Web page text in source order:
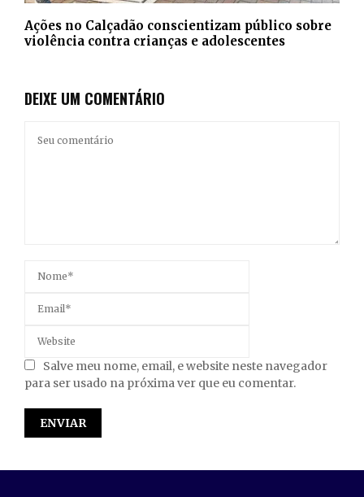
Ações no Calçadão conscientizam público sobre
violência contra crianças e adolescentes
DEIXE UM COMENTÁRIO
Salve meu nome, email, e website neste navegador
para ser usado na próxima ver que eu comentar.